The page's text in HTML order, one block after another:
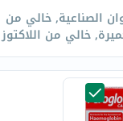
الصناعية, خالي من
خالي من اللاكتوز